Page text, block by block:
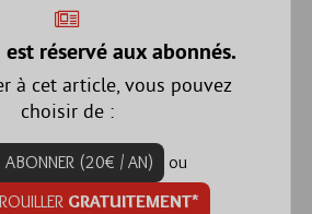
réservé aux abonnés.
à cet article, vous pouvez
choisir de :
ABONNER (20€ / AN)
ou
GRATUITEMENT*